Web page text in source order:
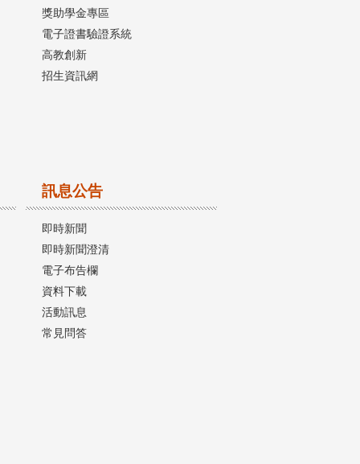
獎助學金專區
電子證書驗證系統
高教創新
招生資訊網
訊息公告
即時新聞
即時新聞澄清
電子布告欄
資料下載
活動訊息
常見問答